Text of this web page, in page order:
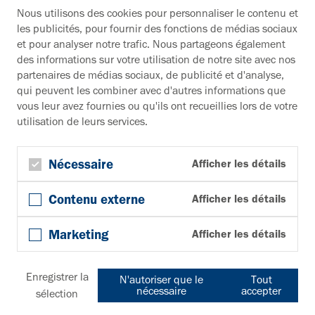
Paul Vahle GmbH & Co. KG
Westicker Str. 52
59174 Kamen
Allemagne
Vous souhaitez en savoir plus ?
Documentation
Vers la zone de téléchargement
Bulletin d'information
S'inscrire à la newsletter
Suivez-nous
Facebook
LinkedIn
Cookies
Conditions généralesProtection des données
Mentions légalesAvertissementPlan du site
Nous utilisons des cookies pour personnaliser le contenu et
les publicités, pour fournir des fonctions de médias sociaux
et pour analyser notre trafic. Nous partageons également
des informations sur votre utilisation de notre site avec nos
partenaires de médias sociaux, de publicité et d'analyse,
qui peuvent les combiner avec d'autres informations que
vous leur avez fournies ou qu'ils ont recueillies lors de votre
utilisation de leurs services.
Nécessaire Afficher les détails
Contenu externe Afficher les détails
Marketing Afficher les détails
Enregistrer la
sélection
N'autoriser que le
nécessaire
Tout
accepter